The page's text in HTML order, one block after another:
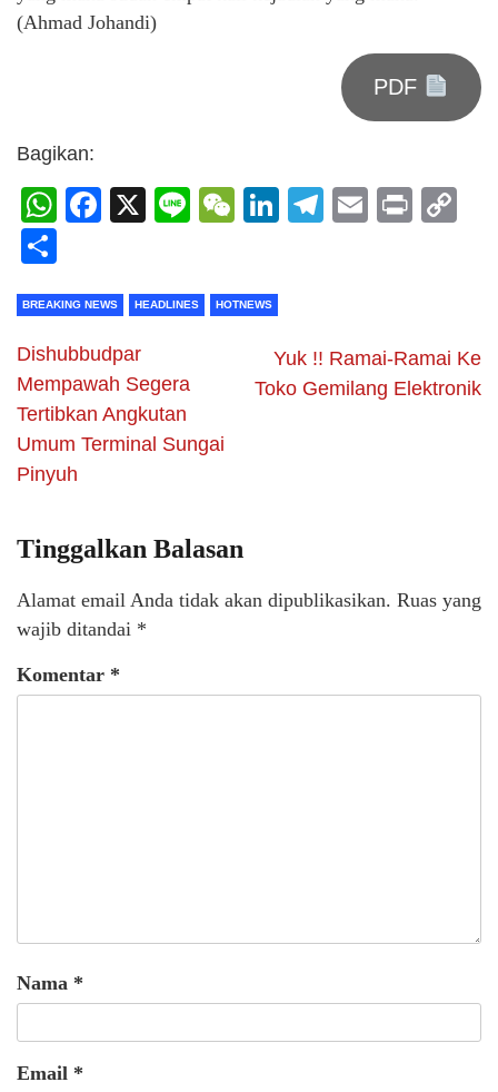
(Ahmad Johandi)
PDF
Bagikan:
WhatsApp
Facebook
X LineWeChat
LinkedIn
Telegram
Email
Print
BREAKING NEWS HEADLINES HOTNEWS
Dishubbudpar
Mempawah Segera
Tertibkan Angkutan
Umum Terminal Sungai
Pinyuh
Yuk !! Ramai-Ramai Ke
Toko Gemilang Elektronik
Tinggalkan Balasan
Alamat email Anda tidak akan dipublikasikan. Ruas yang
wajib ditandai *
Komentar *
Nama *
Email *